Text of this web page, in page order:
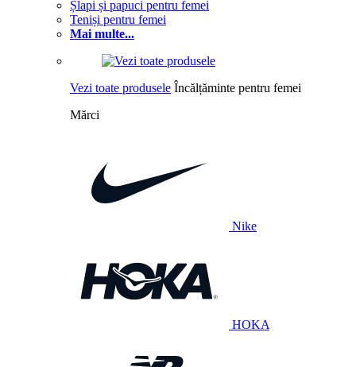
Șlapi și papuci pentru femei
Teniși pentru femei
Mai multe...
Vezi toate produsele Încălțăminte pentru femei
Mărci
Nike
HOKA